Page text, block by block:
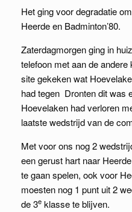
Het ging voor degradatie
Heerde en Badminton’80.
Zaterdagmorgen ging in
telefoon met aan de
site gekeken wat
had tegen Dronten dit was
Hoevelaken had verloren
laatste wedstrijd van de
Met voor ons nog 2
een gerust hart naar
te gaan spelen, ook voor
moesten nog 1 punt uit 2
de 3e klasse te blijven.